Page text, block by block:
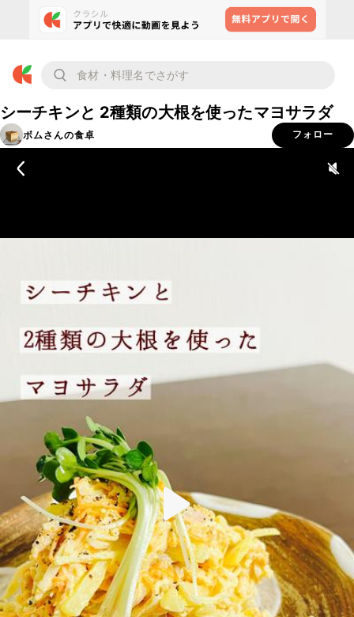
シーチキンと 2種類の大根を使ったマヨサラダ
ボムさんの食卓 フォロー